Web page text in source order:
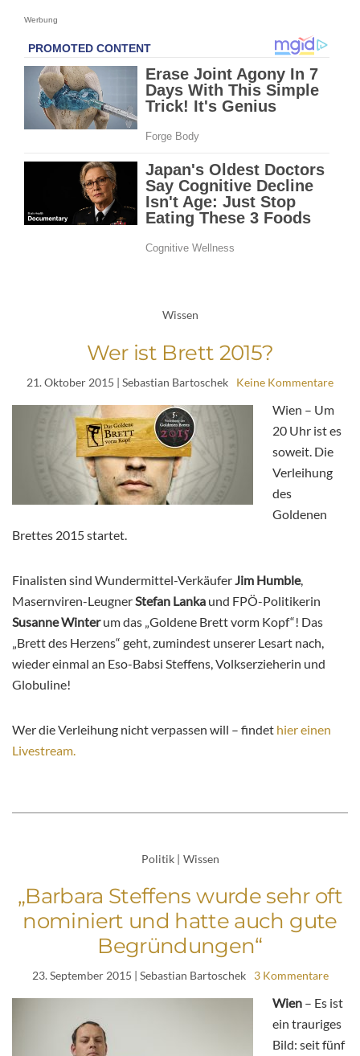
Werbung
Wissen
Wer ist Brett 2015?
21. Oktober 2015 | Sebastian Bartoschek Keine Kommentare
Wien – Um
20 Uhr ist es
soweit. Die
Verleihung
des
Goldenen
Brettes 2015 startet.
Finalisten sind Wundermittel-Verkäufer Jim Humble,
Masernviren-Leugner Stefan Lanka und FPÖ-Politikerin
Susanne Winterum das „Goldene Brett vorm Kopf“! Das
„Brett des Herzens“ geht, zumindest unserer Lesart nach,
wieder einmal an Eso-Babsi Steffens, Volkserzieherin und
Globuline!
Wer die Verleihung nicht verpassen will – findet hier einen
Livestream.
Politik | Wissen
„Barbara Steffens wurde sehr oft
nominiert und hatte auch gute
Begründungen“
23. September 2015 | Sebastian Bartoschek 3 Kommentare
Wien – Es ist
ein trauriges
Bild: seit fünf